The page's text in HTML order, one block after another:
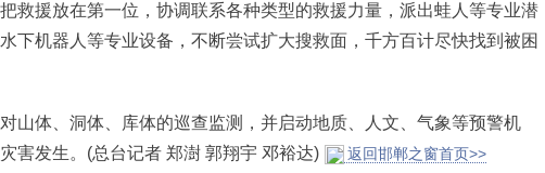
援放在第一位，协调联系各种类型的救援力量，派出蛙人等专业潜
下机器人等专业设备，不断尝试扩大搜救面，千方百计尽快找到被困
体、洞体、库体的巡查监测，并启动地质、人文、气象等预警机
害发生。(总台记者 郑澍 郭翔宇 邓裕达)
返回邯郸之窗首页>>